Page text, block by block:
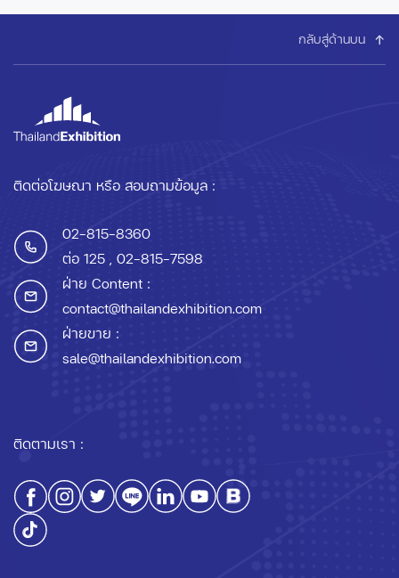
กลับสู่ด้านบน
ติดต่อโฆษณา หรือ สอบถามข้อมูล :
02-815-8360
ต่อ 125 , 02-815-7598
ฝ่าย Content :
contact@thailandexhibition.com
ฝ่ายขาย :
sale@thailandexhibition.com
ติดตามเรา :